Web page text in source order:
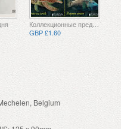
Коллекционные предметы
GBP £1.60
Belgium